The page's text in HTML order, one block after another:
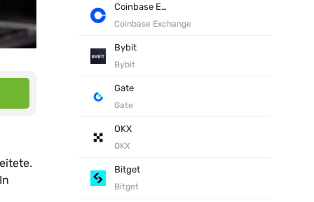
Coinbase Exchange
Coinbase Exchange
Bybit
Bybit
Gate
Gate
OKX
OKX
Bitget
Bitget